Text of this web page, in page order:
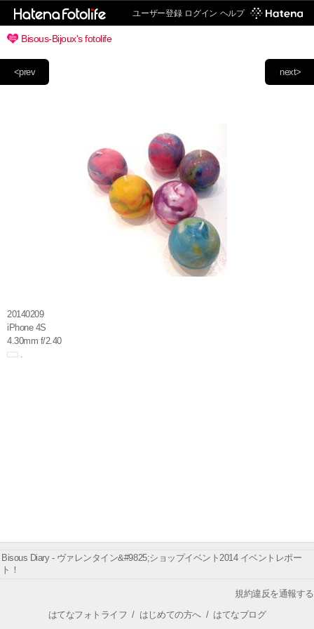
ユーザー登録 ログイン ヘルプ
Bisous-Bijoux's fotolife
next>
<prev
20140209
iPhone 4S
4.30mm f/2.40
Bisous Diary - ヴァレンタイン&#9825;ショップイベント2014 イベントレポー
ト！
規約違反を通報する
はてなフォトライフ / はじめての方へ/ はてなブログ